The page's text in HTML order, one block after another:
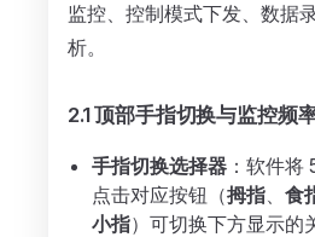
监控、控制模式下发、数据
析。
2.1 顶部手指切换与监控频
手指切换选择器 ：软件将
点击对应按钮（拇指、 食
小指）可切换下方显示的